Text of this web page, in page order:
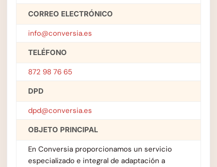
CORREO ELECTRÓNICO
info@conversia.es
TELÉFONO
872 98 76 65
DPD
dpd@conversia.es
OBJETO PRINCIPAL
En Conversia proporcionamos un servicio
especializado e integral de adaptación a